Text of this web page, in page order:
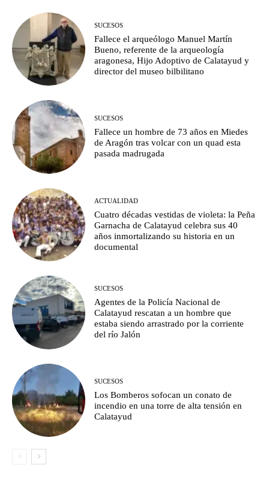
SUCESOS
Fallece el arqueólogo Manuel Martín
Bueno, referente de la arqueología
aragonesa, Hijo Adoptivo de Calatayud y
director del museo bilbilitano
SUCESOS
Fallece un hombre de 73 años en Miedes
de Aragón tras volcar con un quad esta
pasada madrugada
ACTUALIDAD
Cuatro décadas vestidas de violeta: la Peña
Garnacha de Calatayud celebra sus 40
años inmortalizando su historia en un
documental
SUCESOS
Agentes de la Policía Nacional de
Calatayud rescatan a un hombre que
estaba siendo arrastrado por la corriente
del río Jalón
SUCESOS
Los Bomberos sofocan un conato de
incendio en una torre de alta tensión en
Calatayud